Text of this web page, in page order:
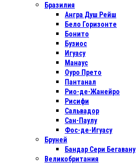
Бразилия
Ангра Душ Рейш
Бело Горизонте
Бонито
Бузиос
Игуасу
Манаус
Оуро Прето
Пантанал
Рио-де-Жанейро
Рисифи
Сальвадор
Сан-Паулу
Фос-де-Игуасу
Бруней
Бандар Сери Бегавану
Великобритания